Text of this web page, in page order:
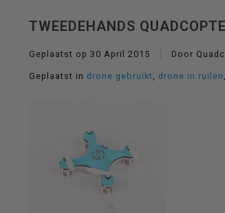
pijltjes
TWEEDEHANDS
Geplaatst op 30 April 2015 Door
Geplaatst in drone gebruikt drone in ruilen